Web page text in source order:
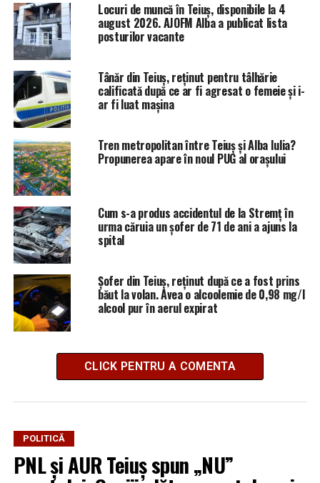
Locuri de muncă în Teiuș, disponibile la 4
august 2026. AJOFM Alba a publicat lista
posturilor vacante
Tânăr din Teiuș, reținut pentru tâlhărie
calificată după ce ar fi agresat o femeie și i-
ar fi luat mașina
Tren metropolitan între Teiuș și Alba Iulia?
Propunerea apare în noul PUG al orașului
Cum s-a produs accidentul de la Stremț în
urma căruia un șofer de 71 de ani a ajuns la
spital
Șofer din Teiuș, reținut după ce a fost prins
băut la volan. Avea o alcoolemie de 0,98 mg/l
alcool pur în aerul expirat
CLICK PENTRU A COMENTA
POLITICĂ
PNL și AUR Teiuș spun „NU”